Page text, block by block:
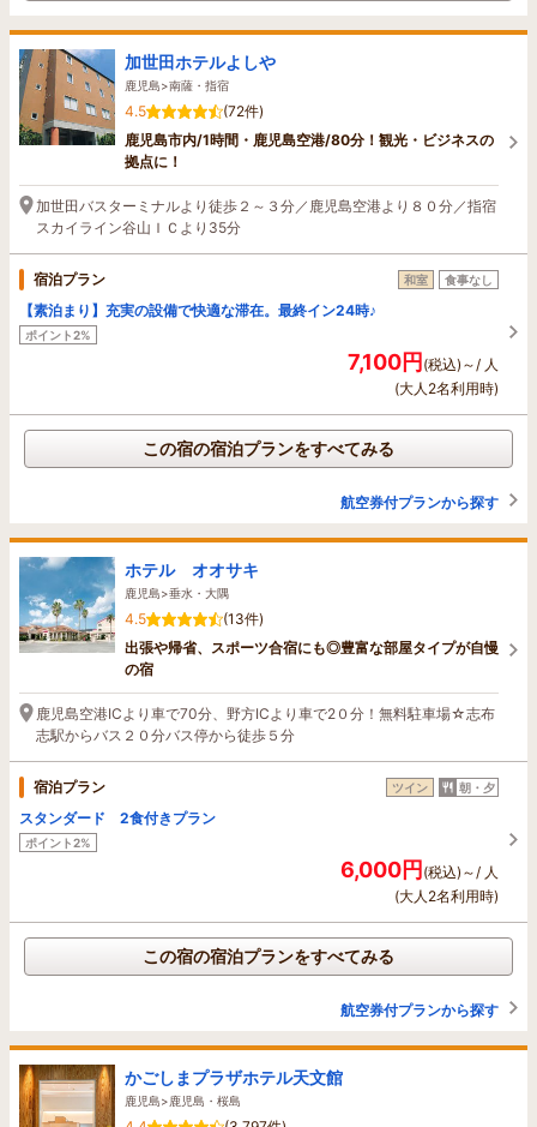
加世田ホテルよしや
鹿児島>南薩・指宿
4.5
(72件)
鹿児島市内/1時間・鹿児島空港/80分！観光・ビジネスの
拠点に！
加世田バスターミナルより徒歩２～３分／鹿児島空港より８０分／指宿
スカイライン谷山ＩＣより35分
宿泊プラン 和室 食事なし
【素泊まり】充実の設備で快適な滞在。最終イン24時♪
ポイント2%
7,100円(税込)～/ 人
(大人2名利用時)
この宿の宿泊プランをすべてみる
航空券付プランから探す
ホテル オオサキ
鹿児島>垂水・大隅
4.5
(13件)
出張や帰省、スポーツ合宿にも◎豊富な部屋タイプが自慢
の宿
鹿児島空港ICより車で70分、野方ICより車で2０分！無料駐車場☆志布
志駅からバス２０分バス停から徒歩５分
宿泊プラン ツイン 朝・夕
スタンダード 2食付きプラン
ポイント2%
6,000円(税込)～/ 人
(大人2名利用時)
この宿の宿泊プランをすべてみる
航空券付プランから探す
かごしまプラザホテル天文館
鹿児島>鹿児島・桜島